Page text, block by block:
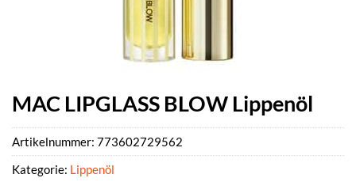
MAC LIPGLASS BLOW Lippenöl
Artikelnummer: 773602729562
Kategorie: Lippenöl